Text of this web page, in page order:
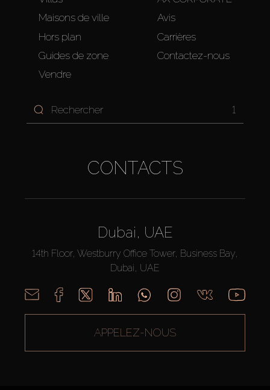
Maisons de ville
Hors plan
Guides de zone
Vendre
Avis
Carrières
Contactez-nous
1
CONTACTS
Dubai, UAE
14th Floor, Westburry Office Tower, Business Bay,
Dubai, UAE
APPELEZ-NOUS